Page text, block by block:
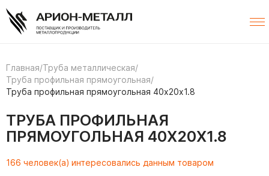
Главная/Труба металлическая/
Труба профильная прямоугольная/
Труба профильная прямоугольная 40х20х1.8
ТРУБА ПРОФИЛЬНАЯ
ПРЯМОУГОЛЬНАЯ 40Х20Х1.8
166 человек(а) интересовались данным товаром